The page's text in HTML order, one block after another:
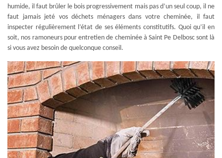
humide, il faut brûler le bois progressivement mais pas d’un seul coup, il ne
faut jamais jeté vos déchets ménagers dans votre cheminée, il faut
inspecter régulièrement l’état de ses éléments constitutifs. Quoi qu’il en
soit, nos ramoneurs pour entretien de cheminée à Saint Pe Delbosc sont là
si vous avez besoin de quelconque conseil.